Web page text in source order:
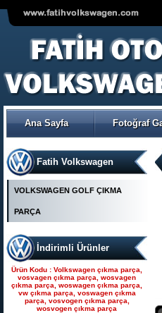
Ana Sayfa Fotoğraf
Fatih Volkswagen
VOLKSWAGEN GOLF ÇIKMA
PARÇA
İndirimli Ürünler
VOLKSWAGEN POLO ÇIKMA
ORJİNAL TRW-KOYO
POMPASI
Ürün Kodu : Seat çıkma parça, seat
çıkma, seat parça, seat yedek parça,
seat çıkma orjinal parça, seat çıkma
yedekleri, ankara seat parça, fatih seat,
fatih seat parçaları,
Seat çıkma parça, seat
çıkma, seat parça, seat
yedek parça, seat çıkma
orjinal parça, seat çıkma par
Ürün Kodu : Volkswagen çıkma parça,
vosvagen çıkma parça, wosvagen
çıkma parça, woswagen çıkma parça,
vw çıkma parça, voswagen çıkma
parça, vosvogen çıkma parça,
wosvogen çıkma parça